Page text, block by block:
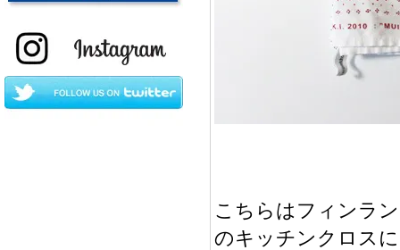
こちらはフィンラ
のキッチンクロス